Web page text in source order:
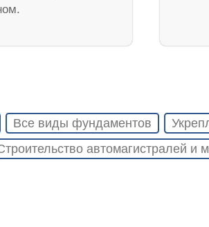
Все виды фундаментов
автомагистралей и